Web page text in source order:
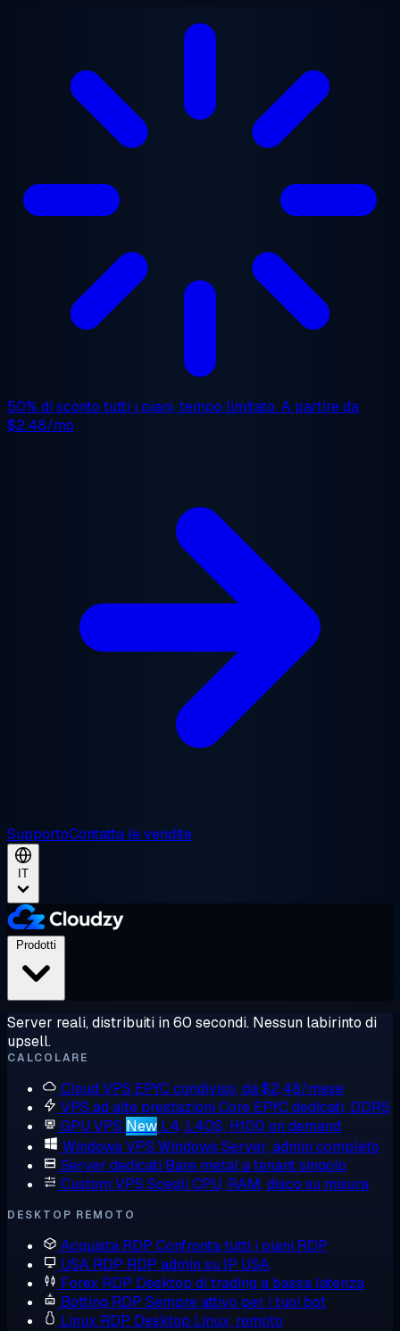
50% di sconto tutti i piani, tempo limitato. A partire da
$2.48/mo
SupportoContatta le vendite
IT
Server reali, distribuiti in 60 secondi. Nessun labirinto di
upsell.
CALCOLARE
Cloud VPS EPYC condiviso, da $2,48/mese
VPS ad alte prestazioni Core EPYC dedicati, DDR5
GPU VPS New L4, L40S, H100 on demand
Windows VPS Windows Server, admin completo
Server dedicati Bare metal a tenant singolo
Custom VPS Scegli CPU, RAM, disco su misura
DESKTOP REMOTO
Acquista RDP Confronta tutti i piani RDP
USA RDP RDP admin su IP USA
Forex RDP Desktop di trading a bassa latenza
Botting RDP Sempre attivo per i tuoi bot
Linux RDP Desktop Linux, remoto